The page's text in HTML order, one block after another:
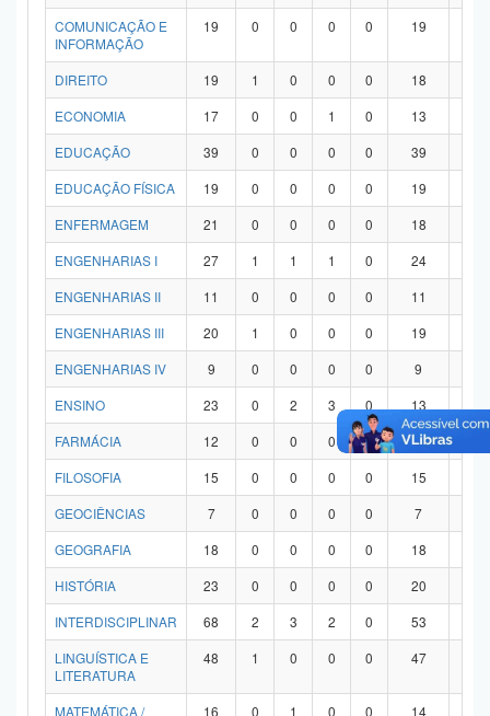
COMUNICAÇÃO E
INFORMAÇÃO
19 0 0 0 0 19
DIREITO 19 1 0 0 0 18
ECONOMIA
17 0 0 1 0 13
EDUCAÇÃO
39 0 0 0 0 39
EDUCAÇÃO FÍSICA
19 0 0 0 0 19
ENFERMAGEM
21 0 0 0 0 18
ENGENHARIAS I
27 1 1 1 0 24
ENGENHARIAS II
11 0 0 0 0 11
ENGENHARIAS III
20 1 0 0 0 19
ENGENHARIAS IV
9 0 0 0 0 9
ENSINO
23 0 2 3 0 13
FARMÁCIA
12 0 0 0 0 12
FILOSOFIA
15 0 0 0 0 15
GEOCIÊNCIAS
7 0 0 0 0 7
GEOGRAFIA
18 0 0 0 0 18
HISTÓRIA
23 0 0 0 0 20
INTERDISCIPLINAR
68 2 3 2 0 53
LINGUÍSTICA E
LITERATURA
48 1 0 0 0 47
MATEMÁTICA /
16 0 1 0 0 14